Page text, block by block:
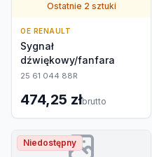
Ostatnie 2 sztuki
OE RENAULT
Sygnał
dźwiękowy/fanfara
25 61 044 88R
474,25 złbrutto
Niedostępny